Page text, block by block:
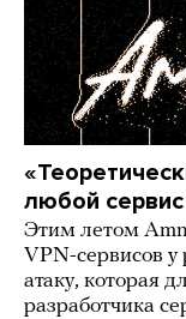
любой
Этим летом
VPN-сервисов
атаку, которая
разработчика